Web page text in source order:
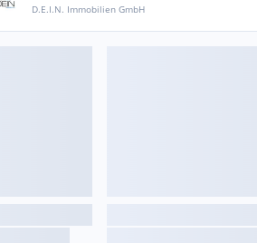
D.E.I.N. Immobilien GmbH